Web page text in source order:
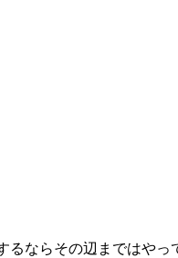
ならその辺まではやっ